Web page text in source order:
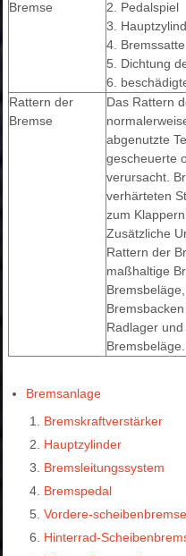
Bremse
2. Pedalspiel
3.
4.
5. Dichtung
6.
Rattern der
Bremse
Das Rattern
abgenutzte
gescheuerte
verursacht.
verhärteten
zum
Zusätzliche
Rattern der
maßhaltige
Radlager
Bremsbeläge.
Bremsanlage
Bremskraftverstärker
Hauptzylinder
Bremsleitungssystem
Bremspedal
Vordere-scheibenbremse
Hinterrad-